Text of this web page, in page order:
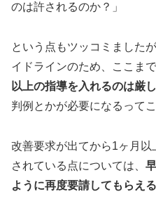
のは許されるのか？」
という点もツッコミました
イドラインのため、ここま
以上の指導を入れるのは厳
判例とかが必要になるって
改善要求が出てから1ヶ月
されている点については、
ように再度要請してもらえる